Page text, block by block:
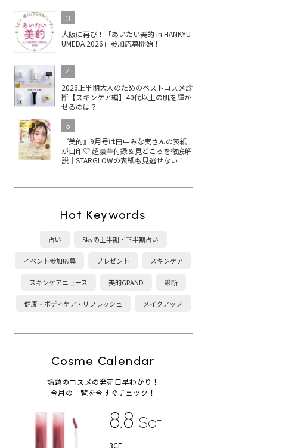
3
大阪に再び！「あいたい美的 in HANKYU
UMEDA 2026」参加応募開始！
4
2026上半期大人のためのベストコスメ診
断【スキンケア編】40代以上の肌を輝か
せるのは？
5
『美的』9月号は田中みな実さんの表紙
が目印♡ 超豪華付録＆見どころを徹底解
説｜STARGLOWの表紙も見逃せない！
Hot Keywords
占い Skyの上半期・下半期占い
イベント参加応募 プレゼント スキンケア
スキンケアニュース 美的GRAND 診断
健康・ボディケア・リフレッシュ メイクアップ
Cosme Calendar
話題のコスメの発売日早わかり！
今月の一覧を今すぐチェック！
8.8 Sat
3CE